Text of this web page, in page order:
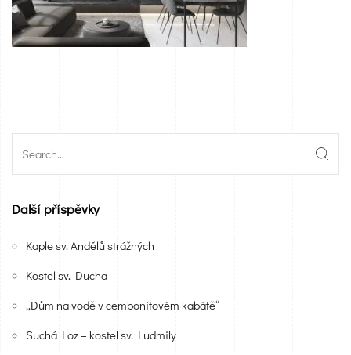
Další příspěvky
Kaple sv. Andělů strážných
Kostel sv. Ducha
„Dům na vodě v cembonitovém kabátě“
Suchá Loz – kostel sv. Ludmily